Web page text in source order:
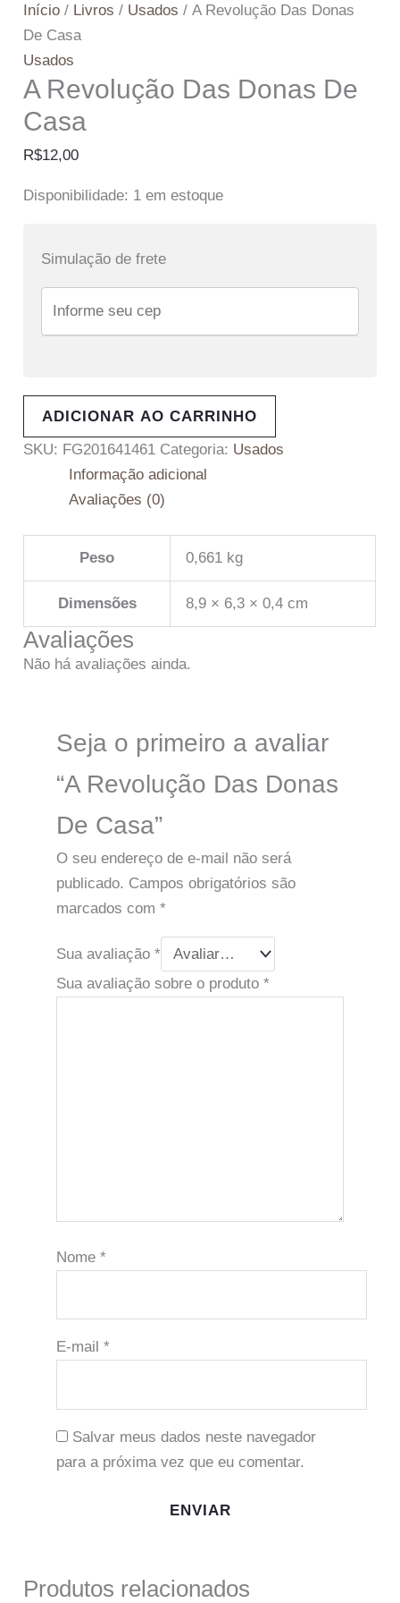
Início / Livros / Usados / A Revolução Das Donas
De Casa
Usados
A Revolução Das Donas De
Casa
R$12,00
Disponibilidade: 1 em estoque
Simulação de frete
ADICIONAR AO CARRINHO
SKU: FG201641461 Categoria: Usados
Informação adicional
Avaliações (0)
Peso 0,661 kg
Dimensões 8,9 × 6,3 × 0,4 cm
Avaliações
Não há avaliações ainda.
Seja o primeiro a avaliar
“A Revolução Das Donas
De Casa”
O seu endereço de e-mail não será
publicado. Campos obrigatórios são
marcados com *
Sua avaliação *
Sua avaliação sobre o produto *
Nome *
E-mail *
Salvar meus dados neste navegador
para a próxima vez que eu comentar.
Produtos relacionados